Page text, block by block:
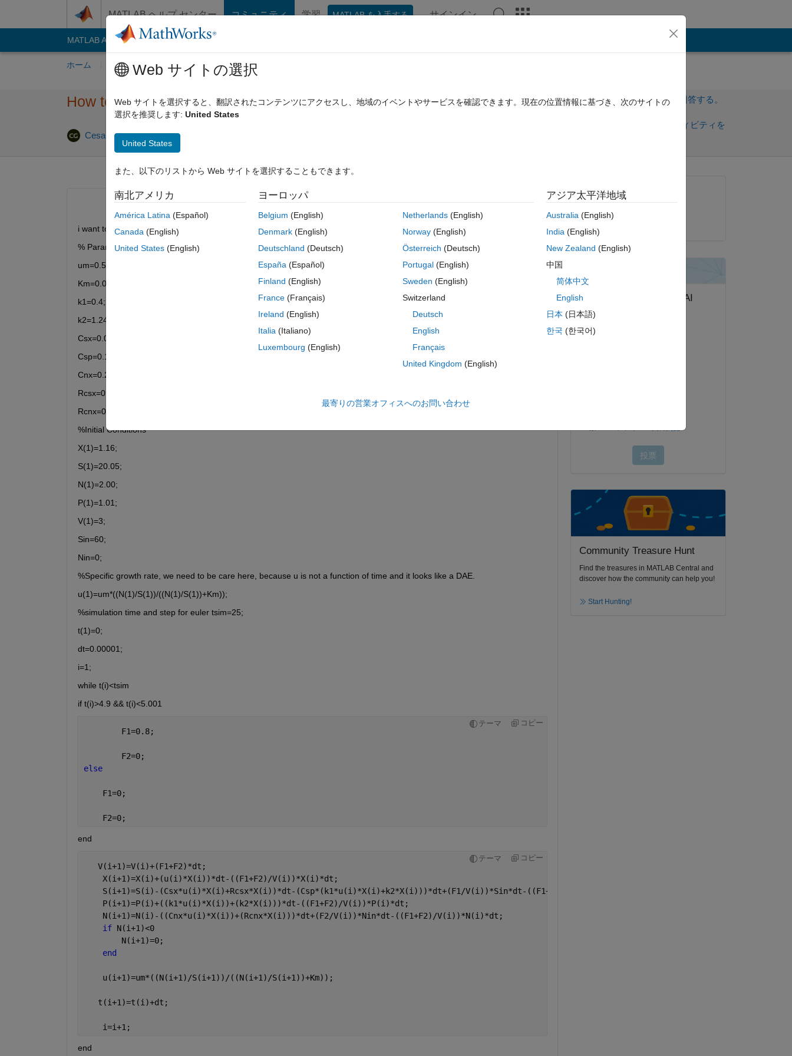
MATLAB ヘルプ センター コミュニティ 学習 MATLAB を入手する サインイン
MATLAB Answers File Exchange
ホーム 質問する 回答 閲覧 MATLAB に関する FAQ
How to convert from euler´s method to ODE45?
Cesar García 2015 12 月 20
サインインしてこの質問に回答する。
サインインしてアクティビティを
0 投票
i want to use ODE45 based in the next code.
% Parameters
um=0.54;
Km=0.03;
k1=0.4;
k2=1.24;
Csx=0.095;
Csp=0.15;
Cnx=0.20;
Rcsx=0.022;
Rcnx=0.26;
%Initial Conditions
X(1)=1.16;
S(1)=20.05;
N(1)=2.00;
P(1)=1.01;
V(1)=3;
Sin=60;
Nin=0;
%Specific growth rate, we need to be care here, because u is not a function of time and it looks like a DAE.
u(1)=um*((N(1)/S(1))/((N(1)/S(1))+Km));
%simulation time and step for euler tsim=25;
t(1)=0;
dt=0.00001;
i=1;
while t(i)<tsim
if t(i)>4.9 && t(i)<5.001
テーマ コピー
        F1=0.8;
        F2=0;
else
    F1=0;
    F2=0;
end
テーマ コピー
   V(i+1)=V(i)+(F1+F2)*dt;
    X(i+1)=X(i)+(u(i)*X(i))*dt-((F1+F2)/V(i))*X(i)*dt;
    S(i+1)=S(i)-(Csx*u(i)*X(i)+Rcsx*X(i))*dt-(Csp*(k1*u(i)*X(i)+k2*X(i)))*dt+(F1/V(i))*Sin*dt-((F1+F2)/V(i))*S(i)*dt;
    P(i+1)=P(i)+((k1*u(i)*X(i))+(k2*X(i)))*dt-((F1+F2)/V(i))*P(i)*dt;
    N(i+1)=N(i)-((Cnx*u(i)*X(i))+(Rcnx*X(i)))*dt+(F2/V(i))*Nin*dt-((F1+F2)/V(i))*N(i)*dt;
if N(i+1)<0
        N(i+1)=0;
end
    u(i+1)=um*((N(i+1)/S(i+1))/((N(i+1)/S(i+1))+Km));
   t(i+1)=t(i)+dt;
    i=i+1;
end
質問済み:
2015 年 12 月 20 日
Community Treasure Hunt
Find the treasures in MATLAB Central and
discover how the community can help you!
Start Hunting!
Web サイトの選択
Web サイトを選択すると、翻訳されたコンテンツにアクセスし、地域のイベントやサービスを確認できます。現在の位置情報に基づき、次のサイトの
選択を推奨します: United States
United States
また、以下のリストから Web サイトを選択することもできます。
南北アメリカ
América Latina (Español)
Canada (English)
United States (English)
ヨーロッパ
Belgium (English)
Denmark (English)
Deutschland (Deutsch)
España (Español)
Finland (English)
France (Français)
Ireland (English)
Italia (Italiano)
Luxembourg (English)
Netherlands(English)
Norway(English)
Österreich (Deutsch)
Portugal(English)
Sweden (English)
Switzerland
Deutsch
English
Français
United Kingdom (English)
アジア太平洋地域
Australia(English)
India(English)
New Zealand (English)
中国
简体中文
English
日本 (日本語)
한국 (한국어)
最寄りの営業オフィスへのお問い合わせ